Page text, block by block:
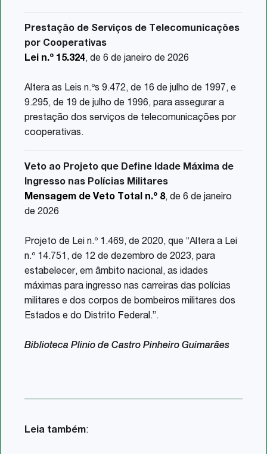
Prestação de Serviços de Telecomunicações
por Cooperativas
Lei n.º 15.324, de 6 de janeiro de 2026
Altera as Leis n.ºs 9.472, de 16 de julho de 1997, e
9.295, de 19 de julho de 1996, para assegurar a
prestação dos serviços de telecomunicações por
cooperativas.
Veto ao Projeto que Define Idade Máxima de
Ingresso nas Polícias Militares
Mensagem de Veto Total n.º 8, de 6 de janeiro
de 2026
Projeto de Lei n.º 1.469, de 2020, que “Altera a Lei
n.º 14.751, de 12 de dezembro de 2023, para
estabelecer, em âmbito nacional, as idades
máximas para ingresso nas carreiras das polícias
militares e dos corpos de bombeiros militares dos
Estados e do Distrito Federal.”.
Biblioteca Plinio de Castro Pinheiro Guimarães
Leia também: